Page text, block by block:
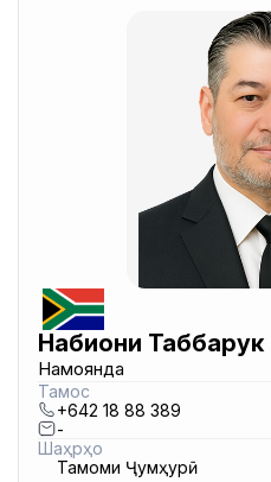
Набиҷони Таббарук
Намоянда
Тамос
+642 18 88 389
-
Шаҳрҳо
Тамоми Ҷумҳурӣ